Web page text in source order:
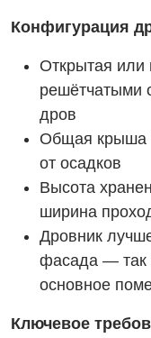
Конфигурация
Открытая или
решётчатыми
дров
Общая крыша
от осадков
Высота
ширина
Дровник
фасада — так
основное
Ключевое